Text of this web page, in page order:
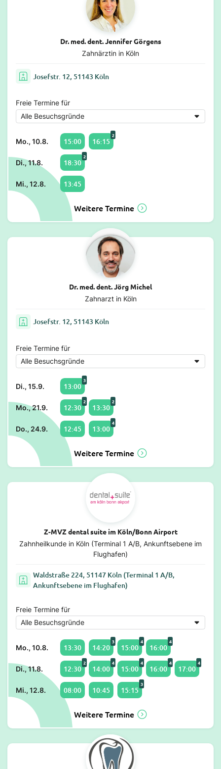
Dr. med. dent. Jennifer Görgens
Zahnärztin in Köln
Josefstr. 12, 51143 Köln
Freie Termine für
Mo., 10.8. 15:00 16:15
2
Di., 11.8. 18:30
2
Mi., 12.8. 13:45
Weitere Termine
Dr. med. dent. Jörg Michel
Zahnarzt in Köln
Josefstr. 12, 51143 Köln
Freie Termine für
Di., 15.9. 13:00
3
Mo., 21.9. 12:30
2
13:30
2
Do., 24.9. 12:45 13:00
4
Weitere Termine
Z-MVZ dental suite im Köln/Bonn Airport
Zahnheilkunde in Köln (Terminal 1 A/B, Ankunftsebene im
Flughafen)
Waldstraße 224, 51147 Köln (Terminal 1 A/B,
Ankunftsebene im Flughafen)
Freie Termine für
Mo., 10.8. 13:30 14:20
3
15:00
4
16:00
4
Di., 11.8. 12:30
2
14:00
4
15:00
4
16:00
4
17:00
4
Mi., 12.8. 08:00 10:45 15:15
3
Weitere Termine